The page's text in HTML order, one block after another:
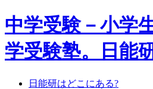
中学受験－小学
学受験塾。日能
日能研はどこにある?